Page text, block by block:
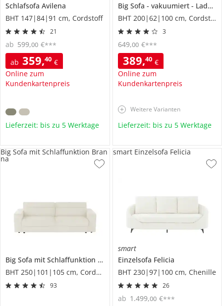
Schlafsofa Avilena
BHT 147|84|91 cm, Cordstoff
21
ab 359,40 €
Online zum
Kundenkartenpreis
ab 599,00 €***
Lieferzeit: bis zu 5 Werktage
Big Sofa vakuumiert
Ladanie
BHT 200|62|100 cm, Cordstoff
3
389,40 €
Online zum
Kundenkartenpreis
649,00 €***
Weitere Varianten
Lieferzeit: bis zu 5 Werktage
Big Sofa mit Schlaffunktion
Branna
BHT 250|101|105 cm, Cordstoff
93
Big Sofa mit Schlaffunktion Bran
na
smart
Einzelsofa Felicia
BHT 230|97|100 cm, Chenille
26
ab 1.499,00 €***
smart Einzelsofa Felicia